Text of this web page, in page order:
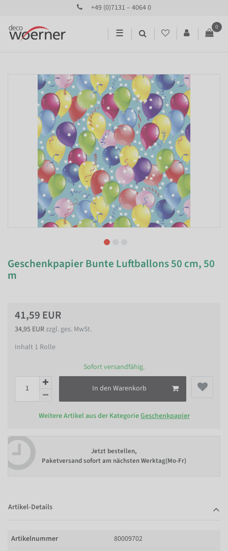
+49 (0)7131 – 4064 0
☰
0
Geschenkpapier Bunte Luftballons 50 cm, 50
m
41,59 EUR
34,95 EURzzgl. ges. MwSt.
Inhalt 1 Rolle
Sofort versandfähig.
In den Warenkorb
Weitere Artikel aus der KategorieGeschenkpapier
Jetzt bestellen,
Paketversand sofort am nächsten Werktag(Mo-Fr)
Artikel-Details
Artikelnummer
80009702